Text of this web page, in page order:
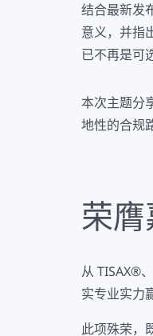
结合最新发
意义，并指
已不再是可
本次主题分
地性的合规
荣
从 TISAX®
实专业实力
此项殊荣，